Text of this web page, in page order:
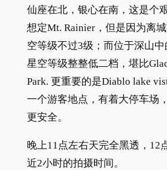
仙座在北，银心在南，这是
想定Mt. Rainier，但是因为离
空等级不过3级；而位于深山中
星空等级整整低二档，堪比
Park. 更重要的是Diablo lake
一个游客地点，有着大停车场
更安全。
晚上11点左右天完全黑透，12
近2小时的拍摄时间。